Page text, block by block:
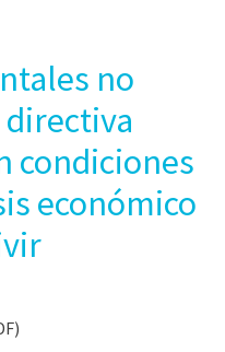
no
condiciones
económico